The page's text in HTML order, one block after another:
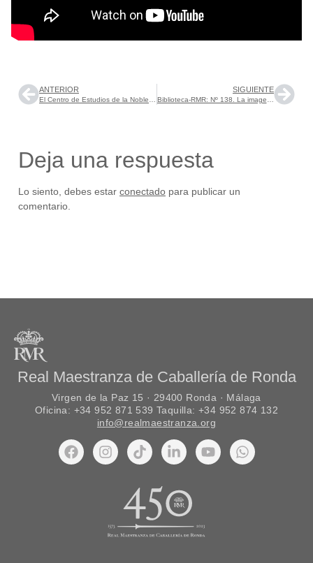
ANTERIOR
El Centro de Estudios de la Nobleza organiza el Seminario de Investigación «La definición de un atractivo. La nobleza ante la modernidad»
SIGUIENTE
Biblioteca-RMR: Nº 138. La imagen de las reinas Habsburgo españolas y su construcción durante el siglo XVII. Marzo 2025.
Deja una respuesta
Lo siento, debes estar conectado para publicar un
comentario.
Real Maestranza de Caballería de Ronda
Virgen de la Paz 15 · 29400 Ronda · Málaga
Oficina: +34 952 871 539 Taquilla: +34 952 874 132
info@realmaestranza.org